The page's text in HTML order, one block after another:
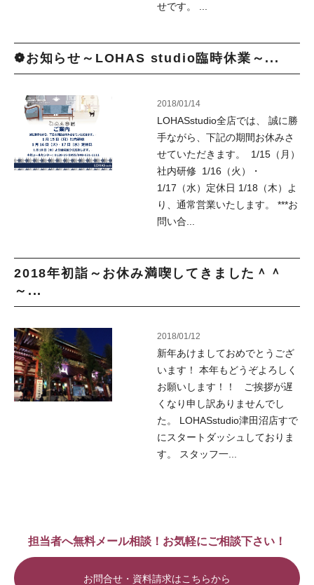
せです。 ...
❁お知らせ～LOHAS studio臨時休業～...
2018/01/14
LOHASstudio全店では、 誠に勝
手ながら、下記の期間お休みさ
せていただきます。 1/15（月）
社内研修 1/16（火）・
1/17（水）定休日 1/18（木）よ
り、通常営業いたします。 ***お
問い合...
2018年初詣～お休み満喫してきました＾＾
～...
2018/01/12
新年あけましておめでとうござ
います！ 本年もどうぞよろしく
お願いします！！ ご挨拶が遅
くなり申し訳ありませんでし
た。 LOHASstudio津田沼店すで
にスタートダッシュしておりま
す。 スタッフ一...
担当者へ無料メール相談！お気軽にご相談下さい！
お問合せ・資料請求はこちらから